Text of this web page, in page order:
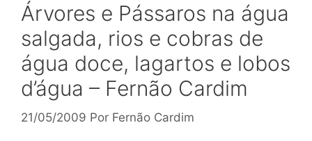
Árvores e Pássaros na água
salgada, rios e cobras de
água doce, lagartos e lobos
d’água – Fernão Cardim
21/05/2009 Por Fernão Cardim